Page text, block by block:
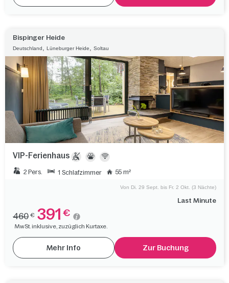
Bispinger Heide
Deutschland Lüneburger Heide Soltau
VIP-Ferienhaus
2 Pers. 1 Schlafzimmer 55 m²
Last Minute
Von Di. 29 Sept. bis Fr. 2 Okt. (3 Nächte)
460 € 391 €
MwSt. inklusive, zuzüglich Kurtaxe.
Mehr Info Zur Buchung